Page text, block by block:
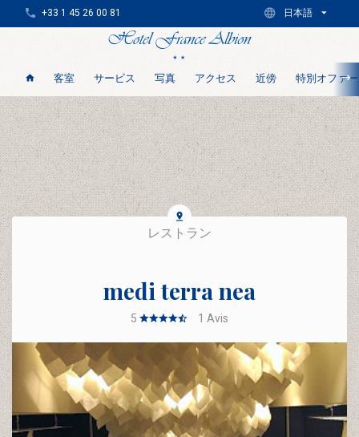
客室 サービス 写真 アクセス 近傍 特別オファー
+33 1 45 26 00 81 日本語
レストラン
medi terra nea
5 1 Avis